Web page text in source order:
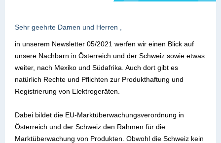
Sehr geehrte Damen und Herren ,
in unserem Newsletter 05/2021 werfen wir einen Blick auf
unsere Nachbarn in Österreich und der Schweiz sowie etwas
weiter, nach Mexiko und Südafrika. Auch dort gibt es
natürlich Rechte und Pflichten zur Produkthaftung und
Registrierung von Elektrogeräten.
Dabei bildet die EU-Marktüberwachungsverordnung in
Österreich und der Schweiz den Rahmen für die
Marktüberwachung von Produkten. Obwohl die Schweiz kein